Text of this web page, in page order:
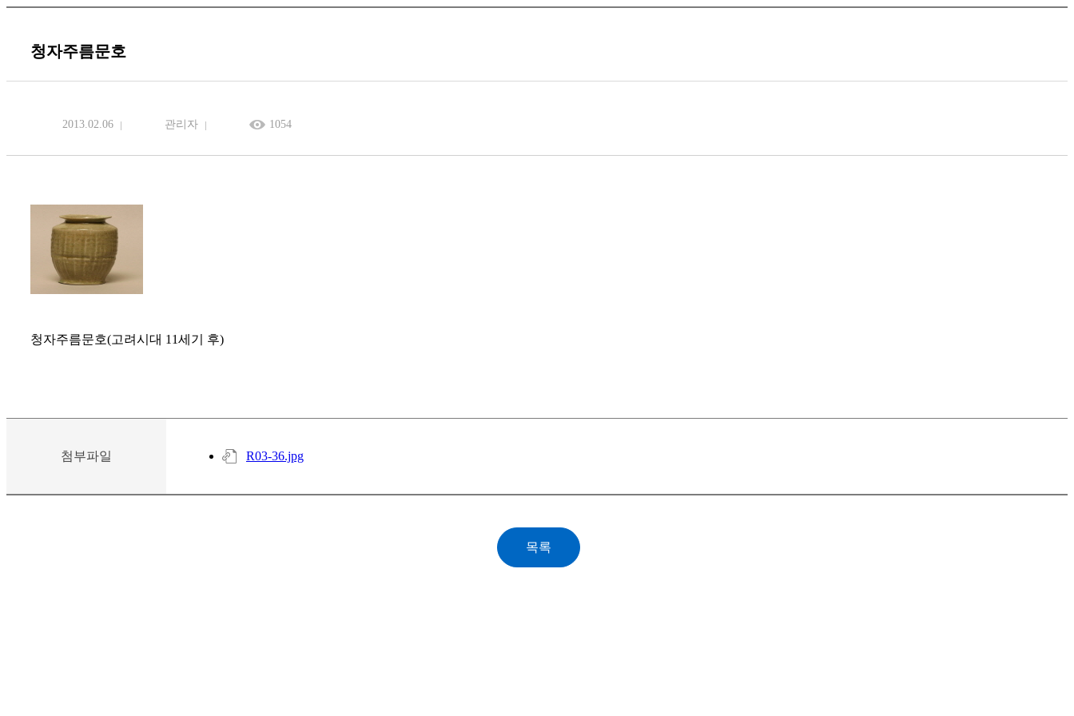
청자주름문호
2013.02.06 관리자 1054
청자주름문호(고려시대 11세기 후)
첨부파일 R03-36.jpg